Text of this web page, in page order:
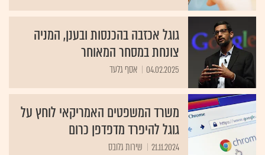
גוגל אכזבה בהכנסות ובענן, המניה
צונחת במסחר המאוחר
04.02.2025 אסף גלעד
משרד המשפטים האמריקאי לוחץ על
גוגל להיפרד מדפדפן כרום
21.11.2024 שירות גלובס